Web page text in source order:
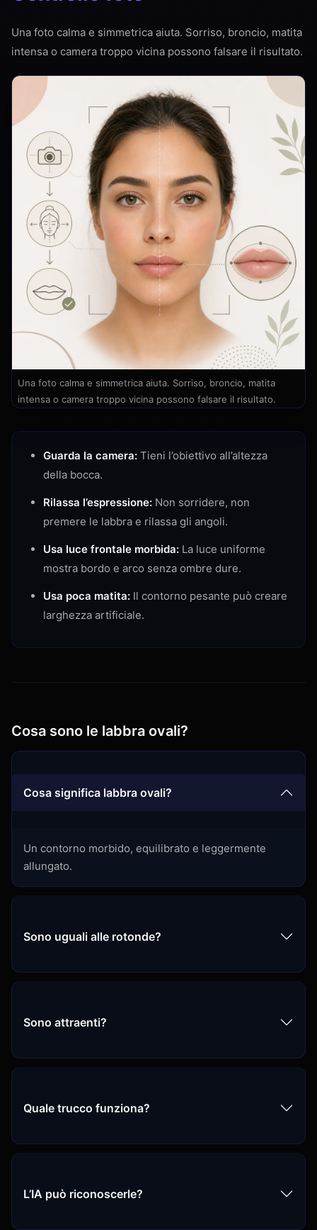
Una foto calma e simmetrica aiuta. Sorriso, broncio, matita
intensa o camera troppo vicina possono falsare il risultato.
Una foto calma e simmetrica aiuta. Sorriso, broncio, matita
intensa o camera troppo vicina possono falsare il risultato.
Guarda la camera: Tieni l’obiettivo all’altezza
della bocca.
Rilassa l’espressione: Non sorridere, non
premere le labbra e rilassa gli angoli.
Usa luce frontale morbida: La luce uniforme
mostra bordo e arco senza ombre dure.
Usa poca matita: Il contorno pesante può creare
larghezza artificiale.
Cosa sono le labbra ovali?
Cosa significa labbra ovali?
Un contorno morbido, equilibrato e leggermente
allungato.
Sono uguali alle rotonde?
Sono attraenti?
Quale trucco funziona?
L’IA può riconoscerle?